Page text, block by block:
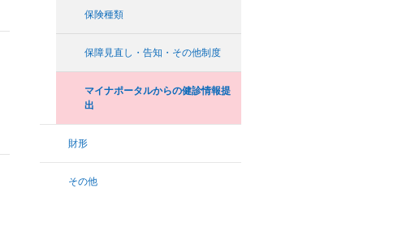
保険種類
保障見直し・告知・その他制度
マイナポータルからの健診情報提
出
財形
その他